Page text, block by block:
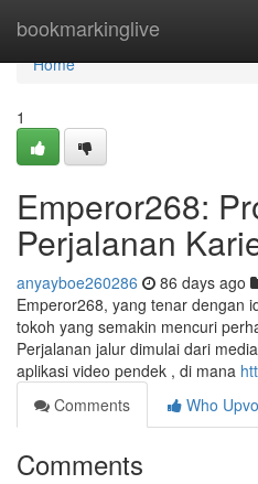
bookmarkinglive
Home
Home
1
Emperor268:
Perjalanan
anyayboe260286 86 days ago
Emperor268, yang tenar dengan
tokoh yang semakin mencuri
Perjalanan jalur dimulai dari
aplikasi video pendek , di mana
Comments
Who
Comments